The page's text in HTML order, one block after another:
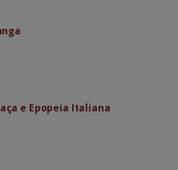
e Epopeia Italiana